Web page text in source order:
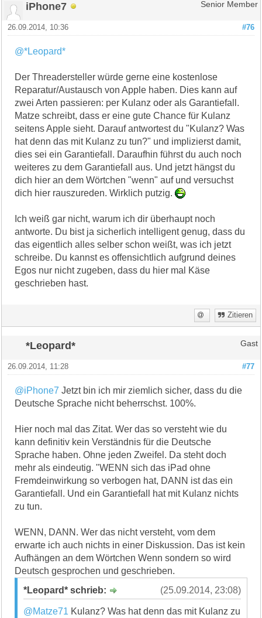
iPhone7 Senior Member
#76
26.09.2014, 10:36
@*Leopard*
Der Threadersteller würde gerne eine kostenlose
Reparatur/Austausch von Apple haben. Dies kann auf
zwei Arten passieren: per Kulanz oder als Garantiefall.
Matze schreibt, dass er eine gute Chance für Kulanz
seitens Apple sieht. Darauf antwortest du "Kulanz? Was
hat denn das mit Kulanz zu tun?" und implizierst damit,
dies sei ein Garantiefall. Daraufhin führst du auch noch
weiteres zu dem Garantiefall aus. Und jetzt hängst du
dich hier an dem Wörtchen "wenn" auf und versuchst
dich hier rauszureden. Wirklich putzig.
Ich weiß gar nicht, warum ich dir überhaupt noch
antworte. Du bist ja sicherlich intelligent genug, dass du
das eigentlich alles selber schon weißt, was ich jetzt
schreibe. Du kannst es offensichtlich aufgrund deines
Egos nur nicht zugeben, dass du hier mal Käse
geschrieben hast.
Zitieren
*Leopard* Gast
#77
26.09.2014, 11:28
@iPhone7 Jetzt bin ich mir ziemlich sicher, dass du die
Deutsche Sprache nicht beherrschst. 100%.
Hier noch mal das Zitat. Wer das so versteht wie du
kann definitiv kein Verständnis für die Deutsche
Sprache haben. Ohne jeden Zweifel. Da steht doch
mehr als eindeutig. "WENN sich das iPad ohne
Fremdeinwirkung so verbogen hat, DANN ist das ein
Garantiefall. Und ein Garantiefall hat mit Kulanz nichts
zu tun.
WENN, DANN. Wer das nicht versteht, vom dem
erwarte ich auch nichts in einer Diskussion. Das ist kein
Aufhängen an dem Wörtchen Wenn sondern so wird
Deutsch gesprochen und geschrieben.
(25.09.2014, 23:08)
*Leopard* schrieb:
@Matze71 Kulanz? Was hat denn das mit Kulanz zu